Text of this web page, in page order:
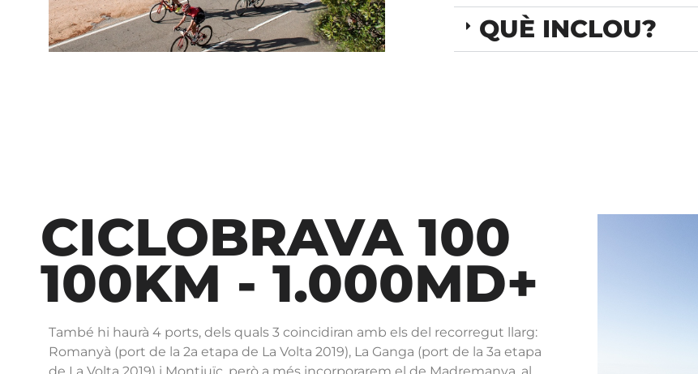
QUÈ INCLOU?
CICLOBRAVA 100
100KM - 1.000MD+
També hi haurà 4 ports, dels quals 3 coincidiran amb els del recorregut llarg:
Romanyà (port de la 2a etapa de La Volta 2019), La Ganga (port de la 3a etapa